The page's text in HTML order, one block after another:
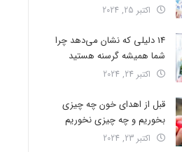
اکتبر 25, 2024
14 دلیلی که نشان می‌دهد چرا
شما همیشه گرسنه هستید
اکتبر 24, 2024
قبل از اهدای خون چه چیزی
بخوریم و چه چیزی نخوریم
اکتبر 23, 2024